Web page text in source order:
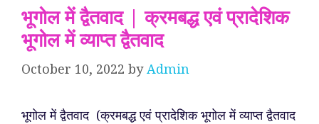
भूगोल में द्वैतवाद | क्रमबद्ध एवं प्रादेशिक
भूगोल में व्याप्त द्वैतवाद
October 10, 2022 byAdmin
भूगोल में द्वैतवाद (क्रमबद्ध एवं प्रादेशिक भूगोल में व्याप्त द्वैतवाद